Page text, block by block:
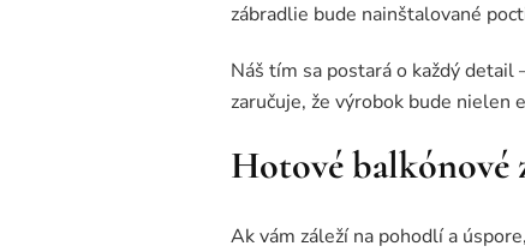
zábradlie bude nainštalované
Náš tím sa postará o každý detail
zaručuje, že výrobok bude nielen
Hotové balkónové
Ak vám záleží na pohodlí a